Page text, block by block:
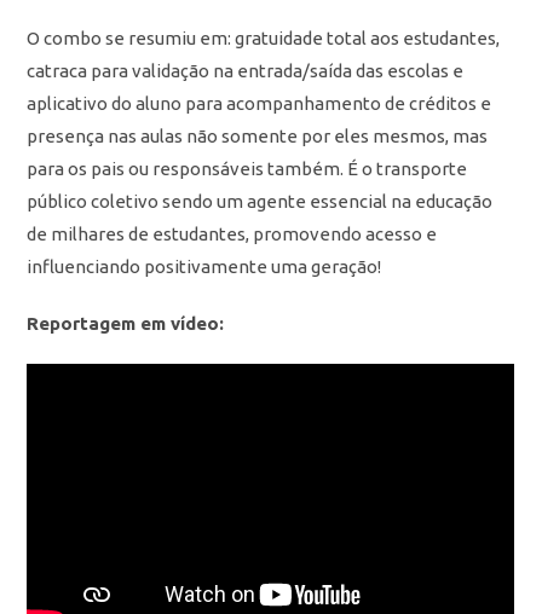
O combo se resumiu em: gratuidade total aos estudantes,
catraca para validação na entrada/saída das escolas e
aplicativo do aluno para acompanhamento de créditos e
presença nas aulas não somente por eles mesmos, mas
para os pais ou responsáveis também. É o transporte
público coletivo sendo um agente essencial na educação
de milhares de estudantes, promovendo acesso e
influenciando positivamente uma geração!
Reportagem em vídeo: